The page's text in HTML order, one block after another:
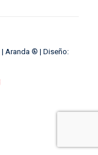
Aranda ® | Diseño: